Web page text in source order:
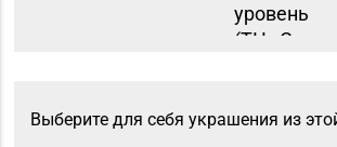
уровень
(ТЦ
+375 (17) 316-64-54,
271-30-07, 271-51-31
№46
Минск, ул.
Выберите для себя украшения из